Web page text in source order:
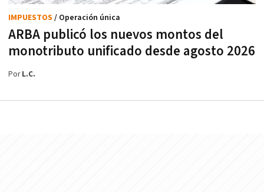
ARBA publicó los nuevos montos del
monotributo unificado desde agosto 2026
IMPUESTOS / Operación única
PorL.C.